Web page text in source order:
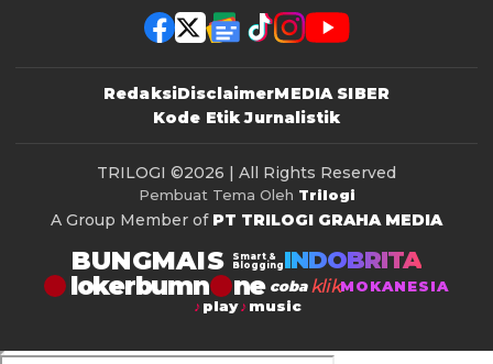
RedaksiDisclaimerMEDIA SIBER
Kode Etik Jurnalistik
TRILOGI ©2026 | All Rights Reserved
Pembuat Tema Oleh Trilogi
A Group Member of PT TRILOGI GRAHA MEDIA
BUNGMAIS
Smart &
Blogging INDOBRITA
lokerbumn coba klikMOKANESIA
play
music